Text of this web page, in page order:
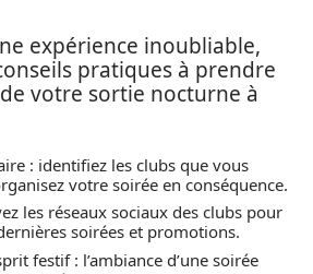
expérience inoubliable,
pratiques à prendre
votre sortie nocturne à
: identifiez les clubs que vous
votre soirée en conséquence.
les réseaux sociaux des clubs pour
soirées et promotions.
festif : l’ambiance d’une soirée